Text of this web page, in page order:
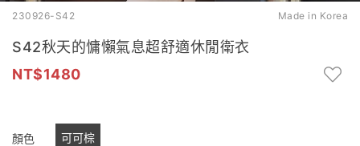
230926-S42 Made in Korea
S42秋天的慵懶氣息超舒適休閒衛衣
1480
顏色 可可棕